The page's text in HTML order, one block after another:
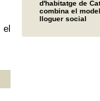
d'habitatge de
combina el
lloguer social